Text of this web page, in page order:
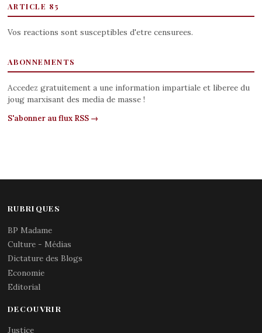
ARTICLE 85
Vos reactions sont susceptibles d'etre censurees.
ABONNEMENTS
Accedez gratuitement a une information impartiale et liberee du
joug marxisant des media de masse !
S'abonner au flux RSS →
RUBRIQUES
BP Madame
Culture - Médias
Dictature des Blogs
Economie
Editorial
DECOUVRIR
Justice